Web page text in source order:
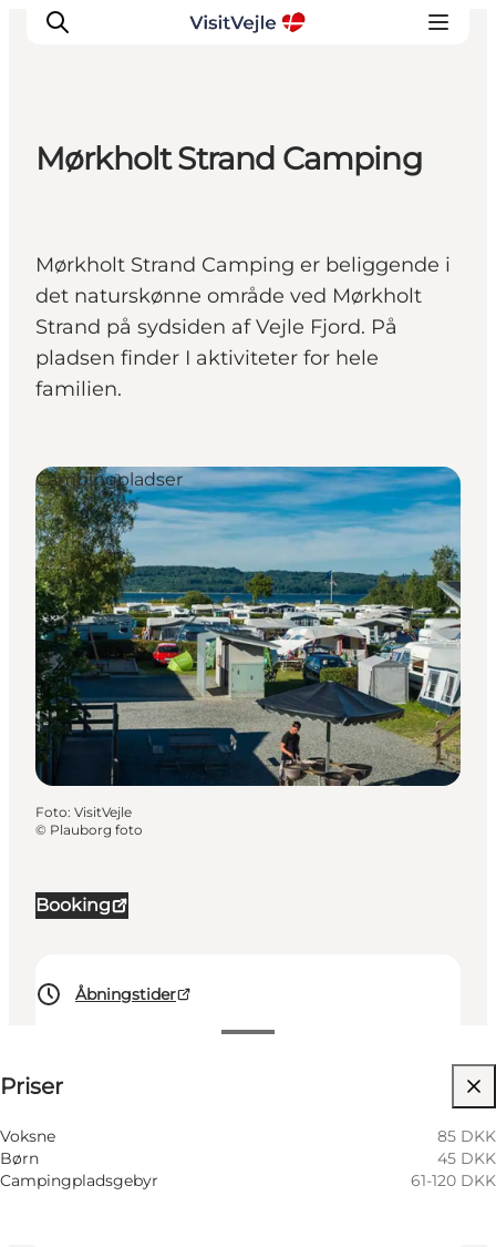
Planlæg dit besøg
Inspiration
Mørkholt Strand Camping
Mørkholt Strand Camping er beliggende i
det naturskønne område ved Mørkholt
Strand på sydsiden af Vejle Fjord. På
pladsen finder I aktiviteter for hele
familien.
Booking
Åbningstider
Priser
Voksne
85 DKK
Børn
45 DKK
Campingpladsgebyr
61-120 DKK
Besøg hjemmeside
Campingpladser
Foto: VisitVejle
© Plauborg foto